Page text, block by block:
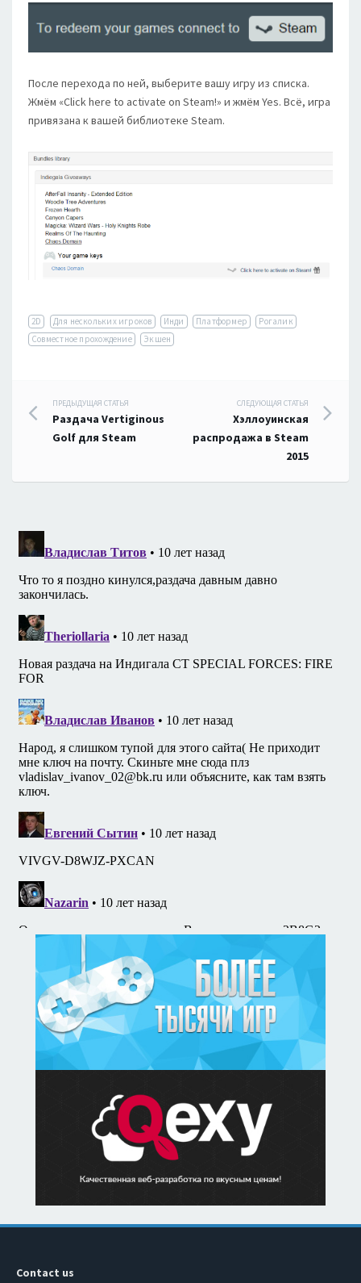
После перехода по ней, выберите вашу игру из списка.
Жмём «Click here to activate on Steam!» и жмём Yes. Всё, игра
привязана к вашей библиотеке Steam.
2D Для нескольких игроков Инди Платформер
Рогалик
Совместное прохождение
Экшен
Навигация
по
записям
ПРЕДЫДУЩАЯ СТАТЬЯ
Раздача Vertiginous
Golf для Steam
СЛЕДУЮЩАЯ СТАТЬЯ
Хэллоуинская
распродажа в Steam
2015
Contact us